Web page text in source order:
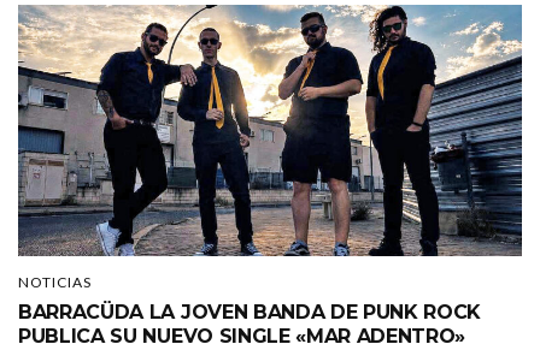
NOTICIAS
BARRACÜDA LA JOVEN BANDA DE PUNK ROCK
PUBLICA SU NUEVO SINGLE «MAR ADENTRO»